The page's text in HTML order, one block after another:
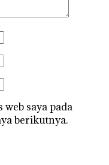
saya pada
berikutnya.